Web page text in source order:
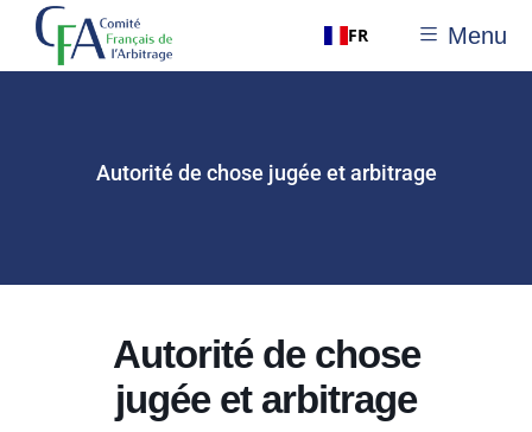
Menu
FR
Autorité de chose jugée et arbitrage
Autorité de chose
jugée et arbitrage